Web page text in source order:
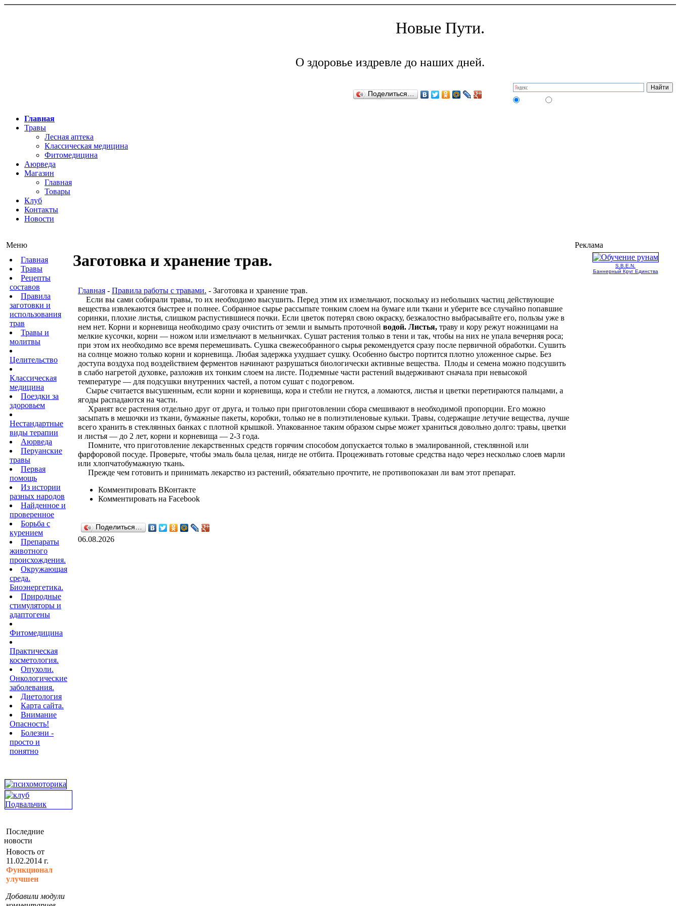
Новые Пути.
О здоровье издревле до наших дней.
Поделиться…
Главная
Травы
Лесная аптека
Классическая медицина
Фитомедицина
Аюрведа
Магазин
Главная
Товары
Клуб
Контакты
Новости
Меню
Главная
Травы
Рецепты
составов
Правила
заготовки и
использования
трав
Травы и
молитвы
Целительство
Классическая
медицина
Поездки за
здоровьем
Нестандартные
виды терапии
Аюрведа
Перуанские
травы
Первая
помощь
Из истории
разных народов
Найденное и
проверенное
Борьба с
курением
Препараты
животного
происхождения.
Окружающая
среда.
Биоэнергетика.
Природные
стимуляторы и
адаптогены
Фитомедицина
Практическая
косметология.
Опухоли.
Онкологические
заболевания.
Диетология
Карта сайта.
Внимание
Опасность!
Болезни -
просто и
понятно
Последние
новости
Новость от
11.02.2014 г.
Функционал
улучшен
Добавили модули
Заготовка и хранение трав.
Главная - Правила работы с травами. - Заготовка и хранение трав.
Если вы сами собирали травы, то их необходимо высушить. Перед этим их измельчают, поскольку из небольших частиц действующие
вещества извлека­ются быстрее и полнее. Собранное сырье рассыпьте тонким слоем на бумаге или ткани и уберите все слу­чайно попавшие
соринки, плохие листья, слишком распустившиеся почки. Если цветок потерял свою окраску, безжалостно выбрасывайте его, пользы уже в
нем нет. Корни и корневища необходимо сразу очис­тить от земли и вымыть проточной водой. Листья, траву и кору режут ножницами на
мелкие кусочки, корни — ножом или измельчают в мельничках. Су­шат растения только в тени и так, чтобы на них не упала вечерняя роса;
при этом их необходимо все время перемешивать. Сушка свежесобранного сырья рекомендуется сразу после первичной обработки. Сушить
на солнце можно только корни и корневища. Любая задержка ухудшает сушку. Особенно быстро портится плотно уложенное сырье. Без
доступа воз­духа под воздействием ферментов начинают разру­шаться биологически активные вещества. Плоды и семена можно подсушить
в слабо нагретой духовке, разложив их тонким слоем на листе. Подземные час­ти растений выдерживают сначала при невысокой
температуре — для подсушки внутренних частей, а потом сушат с подогревом.
Сырье считается высушенным, если корни и кор­невища, кора и стебли не гнутся, а ломаются, листья и цветки перетираются пальцами, а
ягоды распада­ются на части.
Хранят все растения отдельно друг от друга, и только при приготовлении сбора смешивают в необ­ходимой пропорции. Его можно
засыпать в мешочки из ткани, бумажные пакеты, коробки, только не в полиэтиленовые кульки. Травы, содержащие летучие вещества, лучше
всего хранить в стеклянных банках с плотной крышкой. Упакованное таким образом сы­рье может храниться довольно долго: травы, цветки
и листья — до 2 лет, корни и корневища — 2-3 года.
Помните, что приготовление лекарственных средств горячим способом допускается только в эма­лированной, стеклянной или
фарфоровой посуде. Проверьте, чтобы эмаль была целая, нигде не отбита. Процеживать готовые средства надо через несколько слоев марли
или хлопчатобумажную ткань.
Прежде чем готовить и принимать лекарство из растений, обязательно прочтите, не противопоказан ли вам этот препарат.
Комментировать ВКонтакте
Комментировать на Facebook
Поделиться…
06.08.2026
Реклама
S.B.E.N.
Баннерный Круг Единства